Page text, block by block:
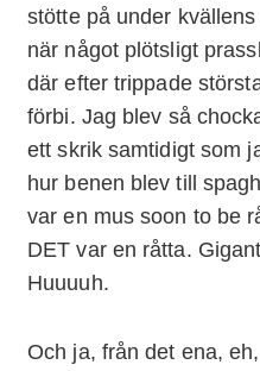
stötte på under
när något plötsligt
där efter trippade
förbi. Jag blev så
ett skrik samtidigt som
hur benen blev till
var en mus soon to be
DET var en råtta.
Huuuuh.
Och ja, från det ena,